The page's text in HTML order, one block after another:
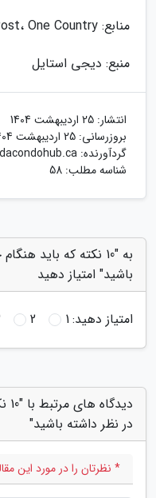
منابع: The Jakarta Post، One Country
منبع: دیجی استایل
انتشار: 25 اردیبهشت 1404
بروزرسانی: 25 اردیبهشت 1404
گردآورنده:
شناسه مطلب: 58
به "10 نکته که باید
باشید" امتیاز دهید
امتیاز دهید:1
2
در نظر داشته باشید"
* نظرتان را در مورد این